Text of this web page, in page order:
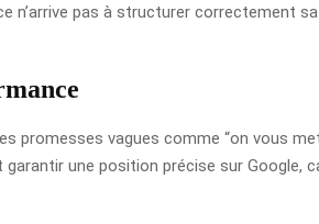
n’arrive pas à structurer correctement
promesses vagues comme “on vous
une position précise sur Google,